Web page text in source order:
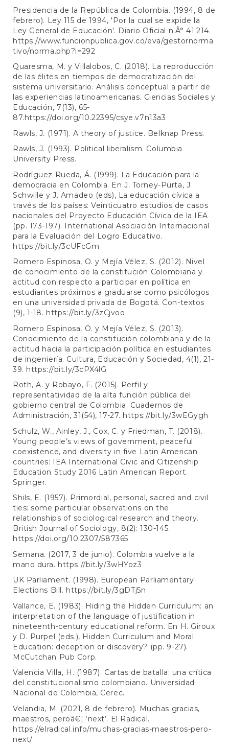
Presidencia de la República de Colombia. (1994, 8 de
febrero). Ley 115 de 1994, 'Por la cual se expide la
Ley General de Educación'. Diario Oficial n.Â° 41.214.
https://www.funcionpublica.gov.co/eva/gestornorma
tivo/norma.php?i=292
Quaresma, M. y Villalobos, C. (2018). La reproducción
de las élites en tiempos de democratización del
sistema universitario. Análisis conceptual a partir de
las experiencias latinoamericanas. Ciencias Sociales y
Educación, 7(13), 65-
87. https://doi.org/10.22395/csye.v7n13a3
Rawls, J. (1971). A theory of justice. Belknap Press.
Rawls, J. (1993). Political liberalism. Columbia
University Press.
Rodríguez Rueda, Á. (1999). La Educación para la
democracia en Colombia. En J. Torney-Purta, J.
Schwille y J. Amadeo (eds), La educación cívica a
través de los países: Veinticuatro estudios de casos
nacionales del Proyecto Educación Cívica de la IEA
(pp. 173-197). International Asociación Internacional
para la Evaluación del Logro Educativo.
https://bit.ly/3cUFcGm
Romero Espinosa, O. y Mejía Vélez, S. (2012). Nivel
de conocimiento de la constitución Colombiana y
actitud con respecto a participar en política en
estudiantes próximos a graduarse como psicólogos
en una universidad privada de Bogotá. Con-textos
(9), 1-18. https://bit.ly/3zCjvoo
Romero Espinosa, O. y Mejía Vélez, S. (2013).
Conocimiento de la constitución colombiana y de la
actitud hacia la participación política en estudiantes
de ingeniería. Cultura, Educación y Sociedad, 4(1), 21-
39. https://bit.ly/3cPX4lG
Roth, A. y Robayo, F. (2015). Perfil y
representatividad de la alta función pública del
gobierno central de Colombia. Cuadernos de
Administración, 31(54), 17-27. https://bit.ly/3wEGygh
Schulz, W., Ainley, J., Cox, C. y Friedman, T. (2018).
Young people’s views of government, peaceful
coexistence, and diversity in five Latin American
countries: IEA International Civic and Citizenship
Education Study 2016 Latin American Report.
Springer.
Shils, E. (1957). Primordial, personal, sacred and civil
ties: some particular observations on the
relationships of sociological research and theory.
British Journal of Sociology, 8(2): 130-145.
https://doi.org/10.2307/587365
Semana. (2017, 3 de junio). Colombia vuelve a la
mano dura. https://bit.ly/3wHYoz3
UK Parliament. (1998). European Parliamentary
Elections Bill. https://bit.ly/3gDTj5n
Vallance, E. (1983). Hiding the Hidden Curriculum: an
interpretation of the language of justification in
nineteenth-century educational reform. En H. Giroux
y D. Purpel (eds.), Hidden Curriculum and Moral
Education: deception or discovery? (pp. 9-27).
McCutchan Pub Corp.
Valencia Villa, H. (1987). Cartas de batalla: una crítica
del constitucionalismo colombiano. Universidad
Nacional de Colombia, Cerec.
Velandia, M. (2021, 8 de febrero). Muchas gracias,
maestros, peroâ€¦ ‘next’. El Radical.
https://elradical.info/muchas-gracias-maestros-pero-
next/